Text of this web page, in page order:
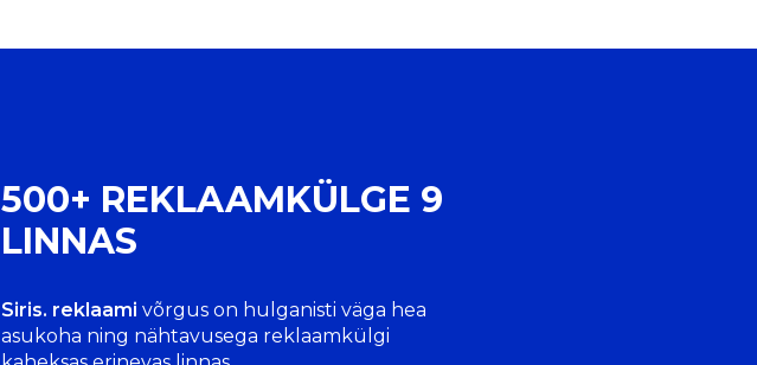
500+ REKLAAMKÜLGE 9
LINNAS
Siris. reklaami võrgus on hulganisti väga hea
asukoha ning nähtavusega reklaamkülgi